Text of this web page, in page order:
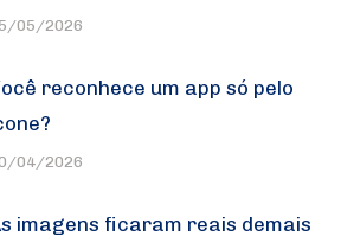
05/2026
reconhece um app só pelo
04/2026
imagens ficaram reais demais